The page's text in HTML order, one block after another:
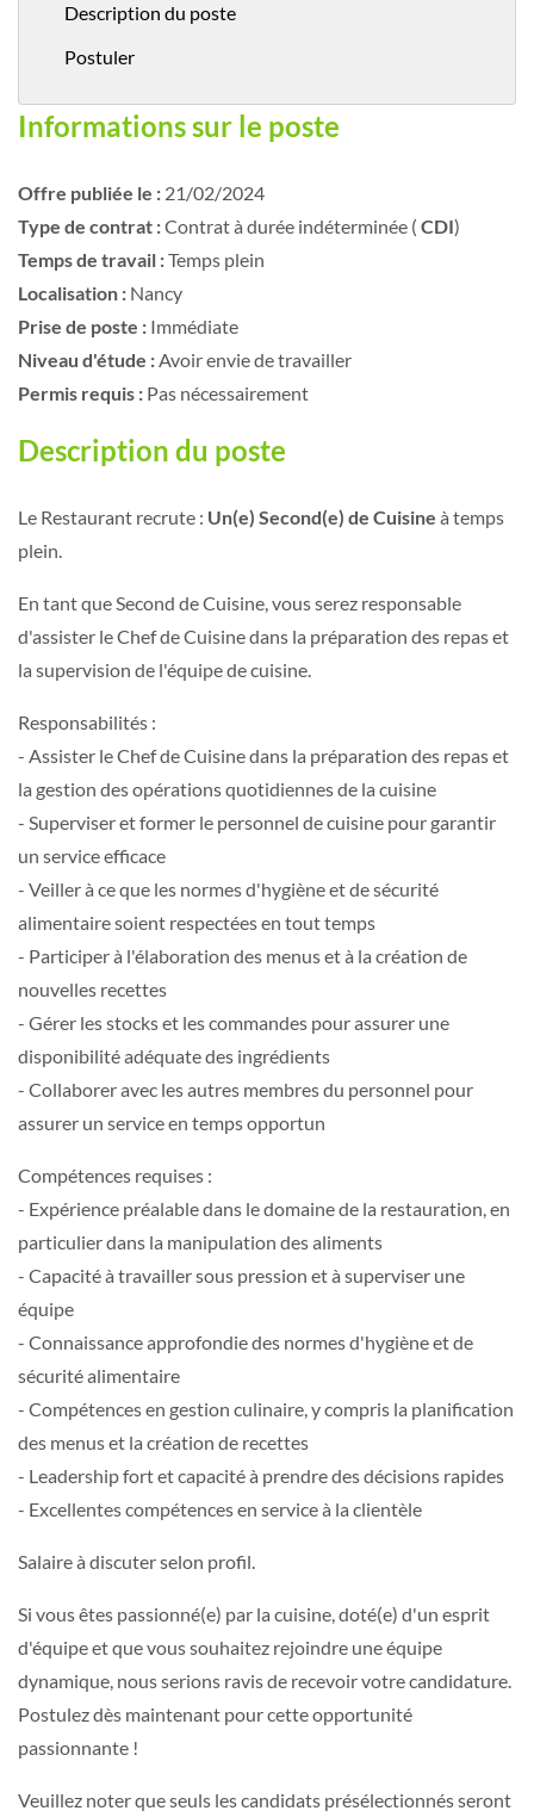
Description du poste
Postuler
Informations sur le poste
Offre publiée le : 21/02/2024
Type de contrat :Contrat à durée indéterminée ( CDI)
Temps de travail :Temps plein
Localisation : Nancy
Prise de poste : Immédiate
Niveau d'étude : Avoir envie de travailler
Permis requis : Pas nécessairement
Description du poste
Le Restaurant recrute : Un(e) Second(e) de Cuisine à temps
plein.
En tant que Second de Cuisine, vous serez responsable
d'assister le Chef de Cuisine dans la préparation des repas et
la supervision de l'équipe de cuisine.
Responsabilités :
- Assister le Chef de Cuisine dans la préparation des repas et
la gestion des opérations quotidiennes de la cuisine
- Superviser et former le personnel de cuisine pour garantir
un service efficace
- Veiller à ce que les normes d'hygiène et de sécurité
alimentaire soient respectées en tout temps
- Participer à l'élaboration des menus et à la création de
nouvelles recettes
- Gérer les stocks et les commandes pour assurer une
disponibilité adéquate des ingrédients
- Collaborer avec les autres membres du personnel pour
assurer un service en temps opportun
Compétences requises :
- Expérience préalable dans le domaine de la restauration, en
particulier dans la manipulation des aliments
- Capacité à travailler sous pression et à superviser une
équipe
- Connaissance approfondie des normes d'hygiène et de
sécurité alimentaire
- Compétences en gestion culinaire, y compris la planification
des menus et la création de recettes
- Leadership fort et capacité à prendre des décisions rapides
- Excellentes compétences en service à la clientèle
Salaire à discuter selon profil.
Si vous êtes passionné(e) par la cuisine, doté(e) d'un esprit
d'équipe et que vous souhaitez rejoindre une équipe
dynamique, nous serions ravis de recevoir votre candidature.
Postulez dès maintenant pour cette opportunité
passionnante !
Veuillez noter que seuls les candidats présélectionnés seront